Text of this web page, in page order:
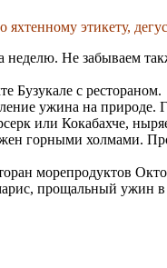
яхтенному этикету,
Не забываем
Бузукале с рестораном.
ужина на природе.
или Кокабахче,
горными холмами.
морепродуктов
прощальный ужин в